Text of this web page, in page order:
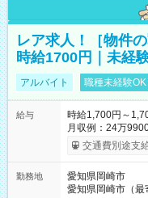
レア求人！［物件
時給1700円｜未経
アルバイト 職種未経験OK
給与
時給1,700円～
月収例：24万9900円（7h×21日)
り） 【試用期
交通費別途支
勤務地
愛知県岡崎市
愛知県岡崎市（最